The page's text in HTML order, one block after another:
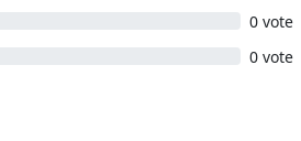
0 vote
0 vote